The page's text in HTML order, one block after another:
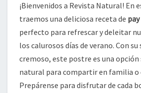
ESTE
¡Bienvenidos a Revista Natural! En
traemos una deliciosa receta de
perfecto para refrescar y deleitar
los calurosos días de verano. Con
cremoso, este postre es una opción
natural para compartir en familia o
Prepárense para disfrutar de cada